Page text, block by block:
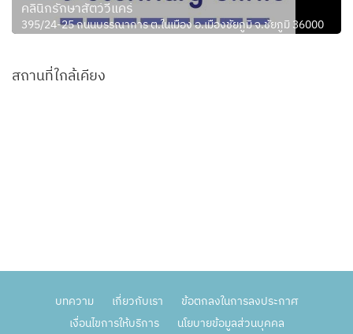
คลินิกรักษาสัตว์วีแคร์
395/24-25 ถนนบรรณาการ ต.ในเมือง อ.เมืองชัยภูมิ จ.ชัยภูมิ 36000
สถานที่ใกล้เคียง
บทความ เกี่ยวกับเรา
ข้อตกลงในการลงประกาศ
เงื่อนไขการให้บริการ
นโยบายข้อมูลส่วนบุคคล